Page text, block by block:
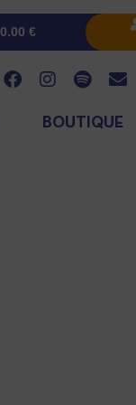
0.00 €
BOUTIQUE